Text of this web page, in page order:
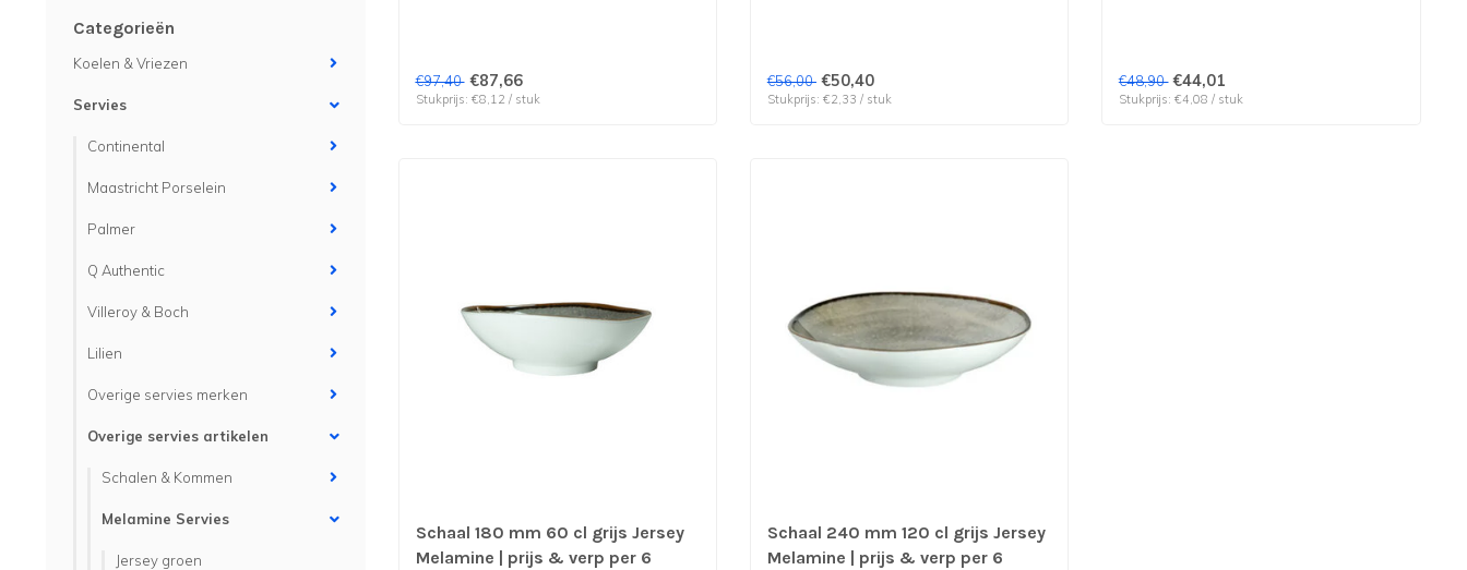
Categorieën
Koelen & Vriezen
Servies
Continental
Maastricht Porselein
Palmer
Q Authentic
Villeroy & Boch
Lilien
Overige servies merken
Overige servies artikelen
Schalen & Kommen
Melamine Servies
Jersey groen
€97,40 €87,66
Stukprijs: €8,12 / stuk
€56,00 €50,40
Stukprijs: €2,33 / stuk
€48,90 €44,01
Stukprijs: €4,08 / stuk
Schaal 180 mm 60 cl grijs Jersey
Melamine | prijs & verp per 6
Schaal 240 mm 120 cl grijs Jersey
Melamine | prijs & verp per 6